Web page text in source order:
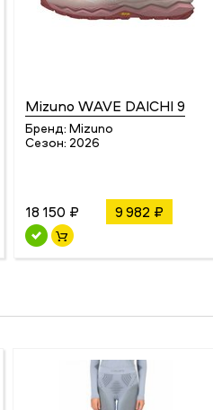
Mizuno WAVE DAICHI 9
Бренд: Mizuno
Сезон: 2026
18 150 ₽ 9 982 ₽